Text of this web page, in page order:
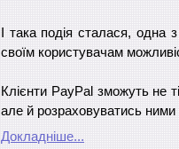
І така подія сталася,
своїм користувачам
Клієнти PayPal зможуть не
але й розраховуватись ними
Докладніше...